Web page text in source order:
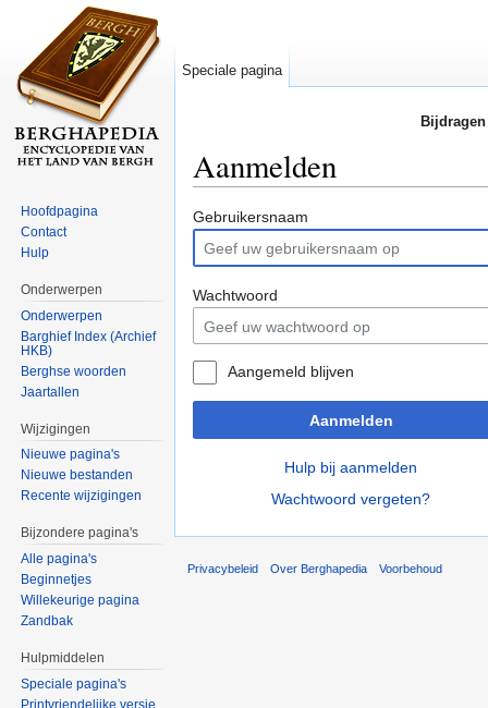
Aanmelden
Gebruikersnaam
Wachtwoord
Aangemeld blijven
Aanmelden
Hulp bij aanmelden
Wachtwoord vergeten?
Speciale pagina
Hoofdpagina
Contact
Hulp
Onderwerpen
Onderwerpen
Barghief Index (Archief
HKB)
Berghse woorden
Jaartallen
Wijzigingen
Nieuwe pagina's
Nieuwe bestanden
Recente wijzigingen
Bijzondere pagina's
Alle pagina's
Beginnetjes
Willekeurige pagina
Zandbak
Hulpmiddelen
Speciale pagina's
Printvriendelijke versie
Privacybeleid Over Berghapedia Voorbehoud